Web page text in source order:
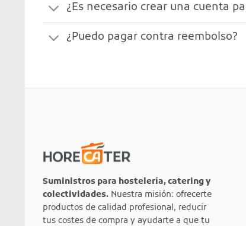
¿Es necesario crear una cuenta
¿Puedo pagar contra reembolso?
Suministros para hostelería, catering y
colectividades. Nuestra misión: ofrecerte
productos de calidad profesional, reducir
tus costes de compra y ayudarte a que tu